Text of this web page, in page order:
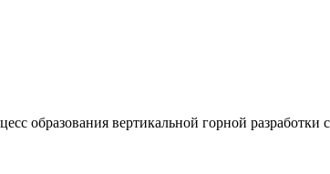
образования вертикальной горной